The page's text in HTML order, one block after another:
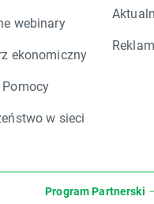
webinary
ekonomiczny
w sieci
Program Partnerski